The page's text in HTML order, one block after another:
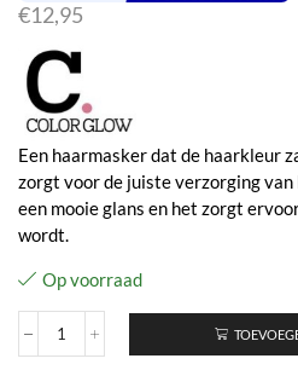
€12,95
Een haarmasker dat de haarkleur
zorgt voor de juiste verzorging
een mooie glans en het zorgt
wordt.
Op voorraad
Color